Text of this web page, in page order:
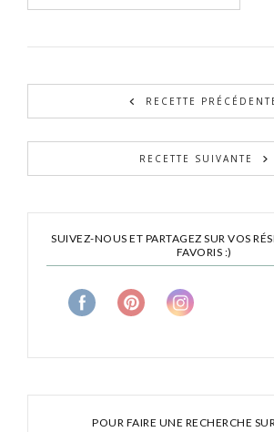
RECETTE
RECETTE SUIVANTE
SUIVEZ-NOUS ET PARTAGEZ SUR VOS
FAVORIS :)
POUR FAIRE UNE RECHERCHE